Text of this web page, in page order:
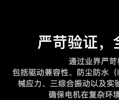
严苛验证，
通过业界严苛
包括驱动兼容性、防尘防水
械应力、三综合振动以及实
确保电机在复杂环